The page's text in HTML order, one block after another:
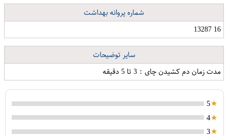
شماره پروانه بهداشت
16 13287
سایر توضیحات
مدت زمان دم کشیدن چای : 3 تا 5 دقیقه
5
4
3